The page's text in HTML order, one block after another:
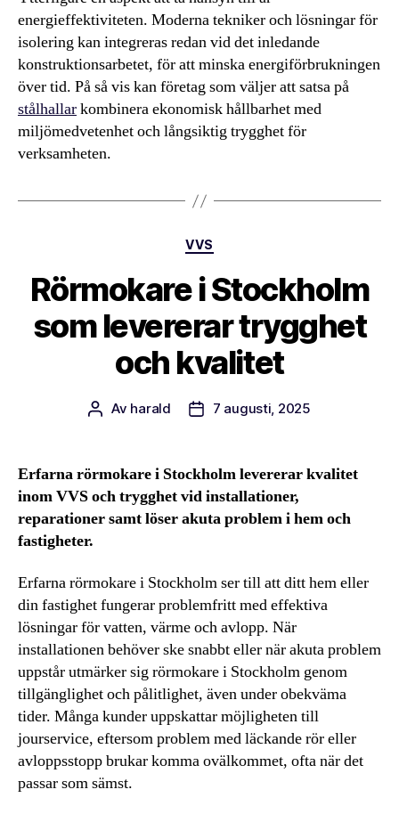
energieffektiviteten. Moderna tekniker och lösningar för
isolering kan integreras redan vid det inledande
konstruktionsarbetet, för att minska energiförbrukningen
över tid. På så vis kan företag som väljer att satsa på
stålhallarkombinera ekonomisk hållbarhet med
miljömedvetenhet och långsiktig trygghet för
verksamheten.
Kategorier
VVS
Rörmokare i Stockholm
som levererar trygghet
och kvalitet
Inläggsförfattare
Av harald Inläggsdatum
7 augusti, 2025
Erfarna rörmokare i Stockholm levererar kvalitet
inom VVS och trygghet vid installationer,
reparationer samt löser akuta problem i hem och
fastigheter.
Erfarna rörmokare i Stockholm ser till att ditt hem eller
din fastighet fungerar problemfritt med effektiva
lösningar för vatten, värme och avlopp. När
installationen behöver ske snabbt eller när akuta problem
uppstår utmärker sig rörmokare i Stockholm genom
tillgänglighet och pålitlighet, även under obekväma
tider. Många kunder uppskattar möjligheten till
jourservice, eftersom problem med läckande rör eller
avloppsstopp brukar komma ovälkommet, ofta när det
passar som sämst.